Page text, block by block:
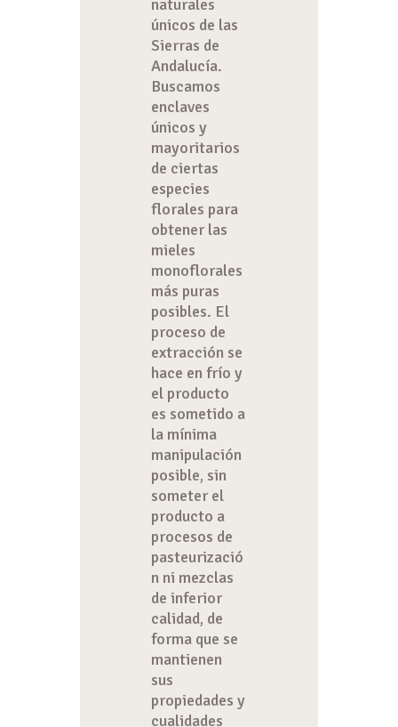
naturales
únicos de las
Sierras de
Andalucía.
Buscamos
enclaves
únicos y
mayoritarios
de ciertas
especies
florales para
obtener las
mieles
monoflorales
más puras
posibles. El
proceso de
extracción se
hace en frío y
el producto
es sometido a
la mínima
manipulación
posible, sin
someter el
producto a
procesos de
pasteurizació
n ni mezclas
de inferior
calidad, de
forma que se
mantienen
sus
propiedades y
cualidades